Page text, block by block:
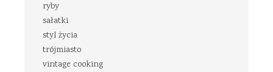
ryby
sałatki
styl życia
trójmiasto
vintage cooking